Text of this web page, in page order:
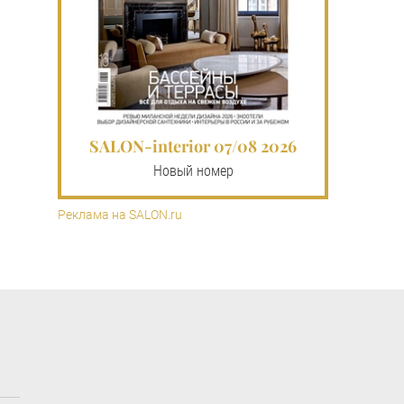
SALON-interior 07/08 2026
Новый номер
Реклама на SALON.ru